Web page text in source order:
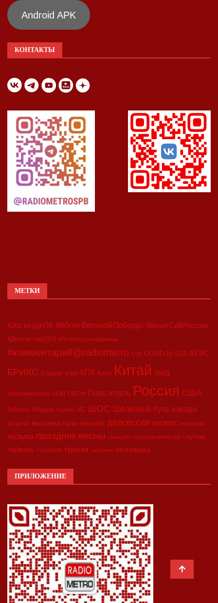
Android APK
КОНТАКТЫ
МЕТКИ
#20съездКПК #80летВеликойПобеды #ВизитСиВРоссию
#Двесессии2023 #Петербургскийдневник
#комментарий@radiometro CIIE COVID-19 G20 АТЭС
БРИКС Бодрое утро КПК Кино Китай МИД
Минкоммерции ООН ПМЭФ Пояс и путь Россия США
Тайвань Форум Харбин ЧС ШОС Шёлковый путь азиада
встреча выставка гала-концерт двесессии космос медицина
музыка праздник весны синьцзян сотрудничество спутник
тайвань торговля туризм экология экономика
ПРИЛОЖЕНИЕ